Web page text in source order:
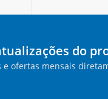
do
e ofertas mensais